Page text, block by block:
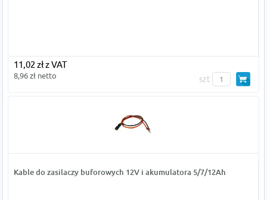
11,02 zł z VAT
8,96 zł netto szt
Kable do zasilaczy buforowych 12V i akumulatora 5/7/12Ah